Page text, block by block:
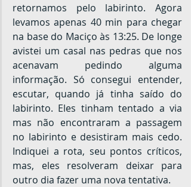
retornamos pelo labirinto. Agora
levamos apenas 40 min para chegar
na base do Maciço às 13:25. De longe
avistei um casal nas pedras que nos
acenavam pedindo alguma
informação. Só consegui entender,
escutar, quando já tinha saído do
labirinto. Eles tinham tentado a via
mas não encontraram a passagem
no labirinto e desistiram mais cedo.
Indiquei a rota, seu pontos críticos,
mas, eles resolveram deixar para
outro dia fazer uma nova tentativa.